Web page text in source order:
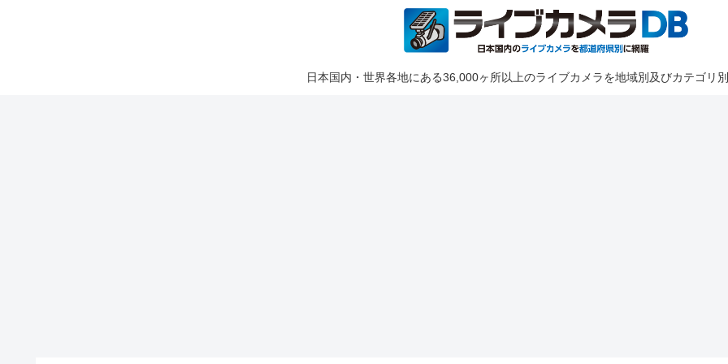
日本国内・世界各地にある36,000ヶ所以上のライブカメラを地域別及びカテゴリ別